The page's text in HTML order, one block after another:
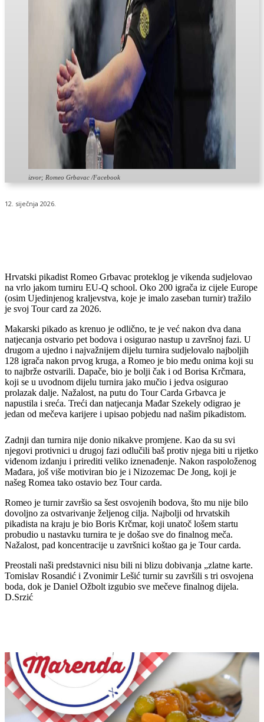
izvor; Romeo Grbavac /Facebook
12. siječnja 2026.
Hrvatski pikadist Romeo Grbavac proteklog je vikenda sudjelovao
na vrlo jakom turniru EU-Q school. Oko 200 igrača iz cijele Europe
(osim Ujedinjenog kraljevstva, koje je imalo zaseban turnir) tražilo
je svoj Tour card za 2026.
Makarski pikado as krenuo je odlično, te je već nakon dva dana
natjecanja ostvario pet bodova i osigurao nastup u završnoj fazi. U
drugom a ujedno i najvažnijem dijelu turnira sudjelovalo najboljih
128 igrača nakon prvog kruga, a Romeo je bio među onima koji su
to najbrže ostvarili. Dapače, bio je bolji čak i od Borisa Krčmara,
koji se u uvodnom dijelu turnira jako mučio i jedva osigurao
prolazak dalje. Nažalost, na putu do Tour Carda Grbavca je
napustila i sreća. Treći dan natjecanja Mađar Szekely odigrao je
jedan od mečeva karijere i upisao pobjedu nad našim pikadistom.
Zadnji dan turnira nije donio nikakve promjene. Kao da su svi
njegovi protivnici u drugoj fazi odlučili baš protiv njega biti u rijetko
viđenom izdanju i prirediti veliko iznenađenje. Nakon raspoloženog
Mađara, još više motiviran bio je i Nizozemac De Jong, koji je
našeg Romea tako ostavio bez Tour carda.
Romeo je turnir završio sa šest osvojenih bodova, što mu nije bilo
dovoljno za ostvarivanje željenog cilja. Najbolji od hrvatskih
pikadista na kraju je bio Boris Krčmar, koji unatoč lošem startu
probudio u nastavku turnira te je došao sve do finalnog meča.
Nažalost, pad koncentracije u završnici koštao ga je Tour carda.
Preostali naši predstavnici nisu bili ni blizu dobivanja „zlatne karte.
Tomislav Rosandić i Zvonimir Lešić turnir su završili s tri osvojena
boda, dok je Daniel Ožbolt izgubio sve mečeve finalnog dijela.
D.Srzić